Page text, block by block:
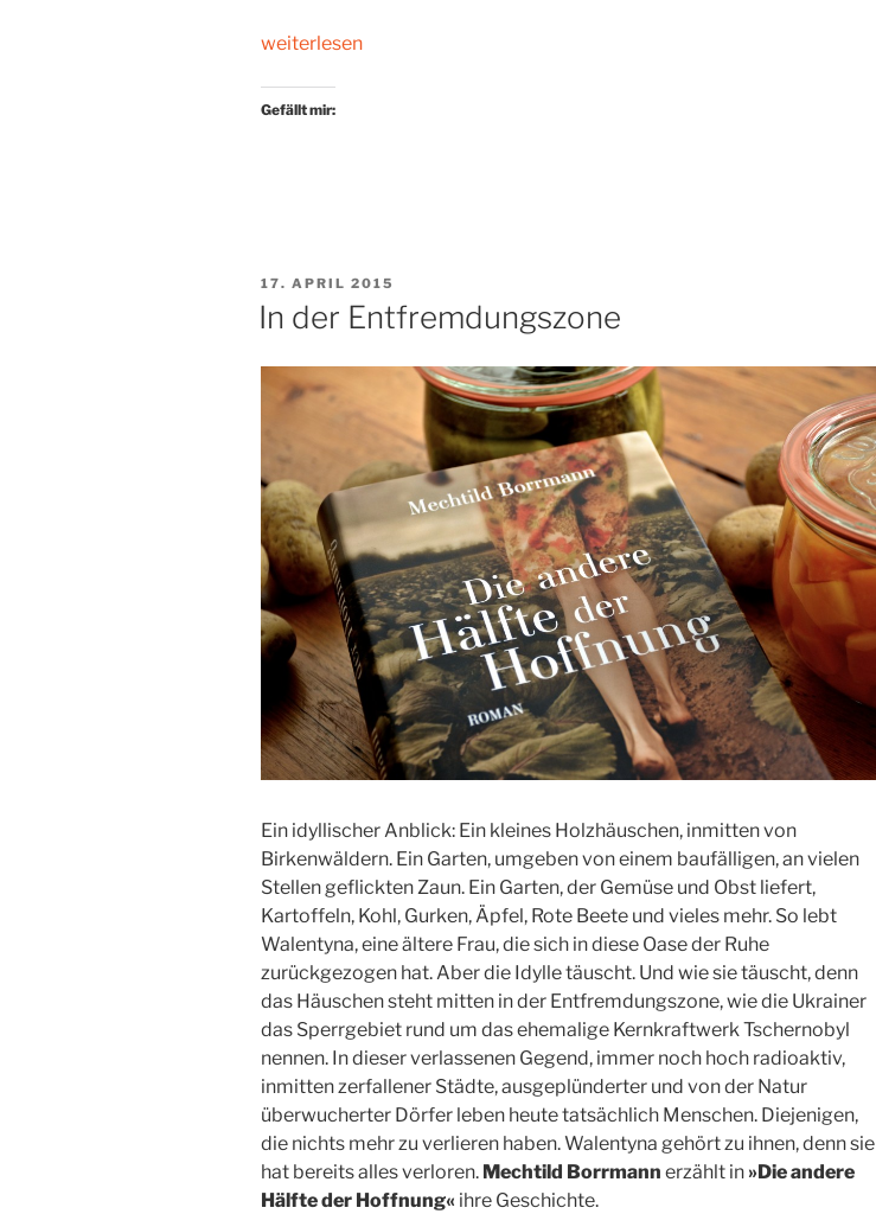
„Weit
in
weiterlesen
Gefällt mir:
VERÖFFENTLICHT
AM
17. APRIL 2015
In der Entfremdungszone
Ein idyllischer Anblick: Ein kleines Holzhäuschen, inmitten von
Birkenwäldern. Ein Garten, umgeben von einem baufälligen, an vielen
Stellen geflickten Zaun. Ein Garten, der Gemüse und Obst liefert,
Kartoffeln, Kohl, Gurken, Äpfel, Rote Beete und vieles mehr. So lebt
Walentyna, eine ältere Frau, die sich in diese Oase der Ruhe
zurückgezogen hat. Aber die Idylle täuscht. Und wie sie täuscht, denn
das Häuschen steht mitten in der Entfremdungszone, wie die Ukrainer
das Sperrgebiet rund um das ehemalige Kernkraftwerk Tschernobyl
nennen. In dieser verlassenen Gegend, immer noch hoch radioaktiv,
inmitten zerfallener Städte, ausgeplünderter und von der Natur
überwucherter Dörfer leben heute tatsächlich Menschen. Diejenigen,
die nichts mehr zu verlieren haben. Walentyna gehört zu ihnen, denn sie
hat bereits alles verloren. Mechtild Borrmann erzählt in »Die andere
Hälfte der Hoffnung« ihre Geschichte.